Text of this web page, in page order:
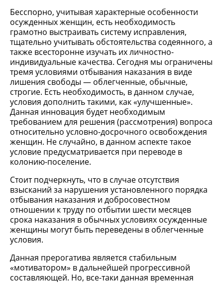
Бесспорно, учитывая характерные особенности
осужденных женщин, есть необходимость
грамотно выстраивать систему исправления,
тщательно учитывать обстоятельства содеянного, а
также всесторонне изучать их личностно-
индивидуальные качества. Сегодня мы ограничены
тремя условиями отбывания наказания в виде
лишения свободы — облегченные, обычные,
строгие. Есть необходимость, в данном случае,
условия дополнить такими, как «улучшенные».
Данная инновация будет необходимым
требованием для решения (рассмотрения) вопроса
относительно условно-досрочного освобождения
женщин. Не случайно, в данном аспекте такое
условие предусматривается при переводе в
колонию-поселение.
Стоит подчеркнуть, что в случае отсутствия
взысканий за нарушения установленного порядка
отбывания наказания и добросовестном
отношении к труду по отбытии шести месяцев
срока наказания в обычных условиях осужденные
женщины могут быть переведены в облегченные
условия.
Данная прерогатива является стабильным
«мотиватором» в дальнейшей прогрессивной
составляющей. Но, все-таки данная временная